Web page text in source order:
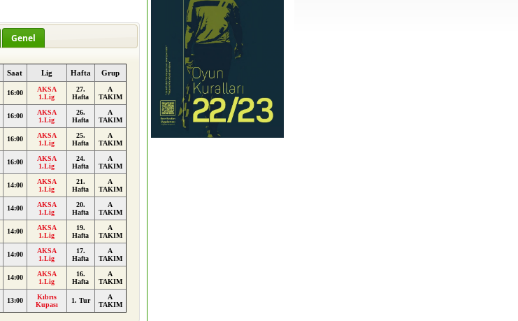
Genel
Saat Lig Hafta Grup
16:00
AKSA
1.Lig
27.
Hafta
A
TAKIM
16:00
AKSA
1.Lig
26.
Hafta
A
TAKIM
16:00
AKSA
1.Lig
25.
Hafta
A
TAKIM
16:00
AKSA
1.Lig
24.
Hafta
A
TAKIM
14:00
AKSA
1.Lig
21.
Hafta
A
TAKIM
14:00
AKSA
1.Lig
20.
Hafta
A
TAKIM
14:00
AKSA
1.Lig
19.
Hafta
A
TAKIM
14:00
AKSA
1.Lig
17.
Hafta
A
TAKIM
14:00
AKSA
1.Lig
16.
Hafta
A
TAKIM
13:00
Kıbrıs
Kupası
1. Tur
A
TAKIM